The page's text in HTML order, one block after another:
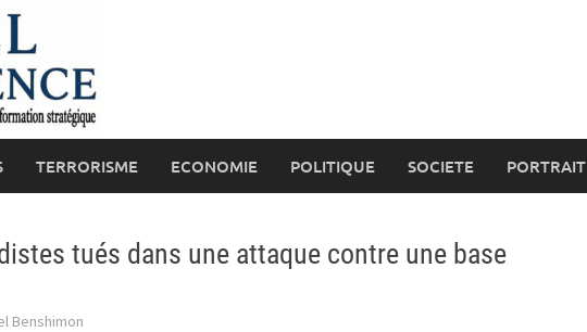
TERRORISME ECONOMIE POLITIQUE SOCIETE PORTRAIT
tués dans une attaque contre une base
Benshimon